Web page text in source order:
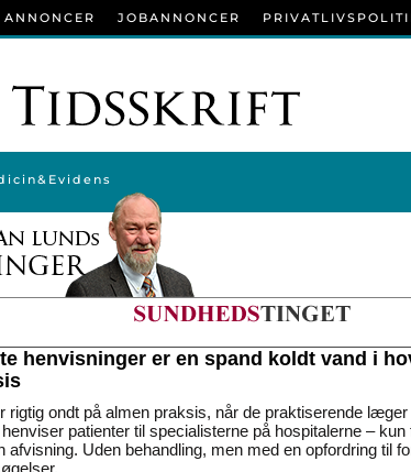
ANNONCER JOBANNONCER
henvisninger er en spand koldt vand i
rigtig ondt på almen praksis, når de praktiserende læger
patienter til specialisterne på hospitalerne –
afvisning. Uden behandling, men med en opfordring til